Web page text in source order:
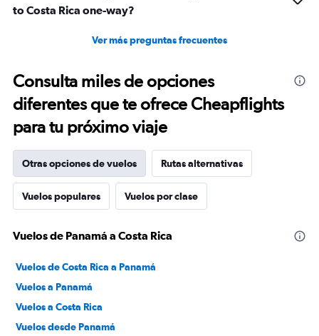
to Costa Rica one-way?
Ver más preguntas frecuentes
Consulta miles de opciones
diferentes que te ofrece Cheapflights
para tu próximo viaje
Otras opciones de vuelos Rutas alternativas
Vuelos populares Vuelos por clase
Vuelos de Panamá a Costa Rica
Vuelos de Costa Rica a Panamá
Vuelos a Panamá
Vuelos a Costa Rica
Vuelos desde Panamá